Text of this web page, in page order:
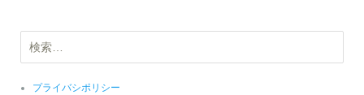
索:
プライバシポリシー